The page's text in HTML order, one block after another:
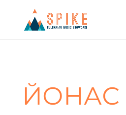
ЙОНАС